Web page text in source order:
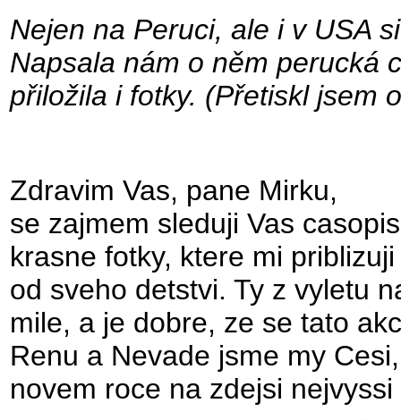
Nejen na Peruci, ale i v USA
Napsala nám o něm perucká
přiložila i fotky. (Přetiskl jsem
Zdravim Vas, pane Mirku,
se zajmem sleduji Vas
krasne fotky, ktere mi
od sveho detstvi. Ty z vyletu
mile, a je dobre, ze se tato
Renu a Nevade jsme my
novem roce na zdejsi